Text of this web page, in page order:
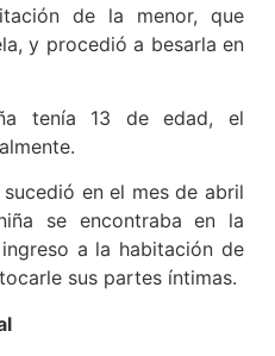
de la menor, que
y procedió a besarla en
tenía 13 de edad, el
en el mes de abril
se encontraba en la
a la habitación de
sus partes íntimas.